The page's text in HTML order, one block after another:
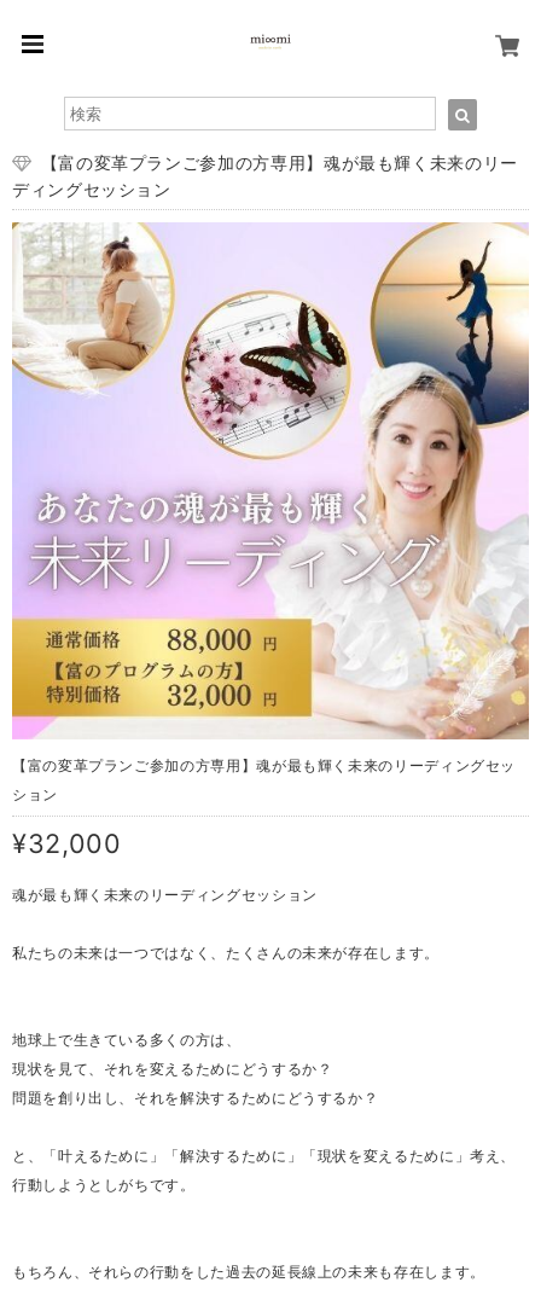
【富の変革プランご参加の方専用】魂が最も輝く未来のリー
ディングセッション
【富の変革プランご参加の方専用】魂が最も輝く未来のリーディングセッ
ション
¥32,000
魂が最も輝く未来のリーディングセッション
私たちの未来は一つではなく、たくさんの未来が存在します。
地球上で生きている多くの方は、
現状を見て、それを変えるためにどうするか？
問題を創り出し、それを解決するためにどうするか？
と、「叶えるために」「解決するために」「現状を変えるために」考え、
行動しようとしがちです。
もちろん、それらの行動をした過去の延長線上の未来も存在します。